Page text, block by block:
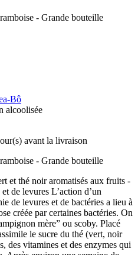
Bô
alcoolisée
avant la livraison
et thé noir aromatisés aux fruits -
de levures L’action d’un
de levures et de bactéries a lieu à
créée par certaines bactéries. On
mère” ou scoby. Placé
le sucre du thé (vert, noir
des vitamines et des enzymes qui